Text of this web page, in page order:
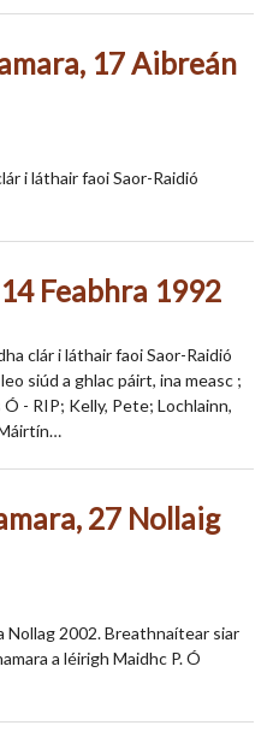
17 Aibreán
i láthair faoi Saor-Raidió
Feabhra 1992
clár i láthair faoi Saor-Raidió
siúd a ghlac páirt, ina measc ;
- RIP; Kelly, Pete; Lochlainn,
27 Nollaig
Nollag 2002. Breathnaítear siar
a léirigh Maidhc P. Ó